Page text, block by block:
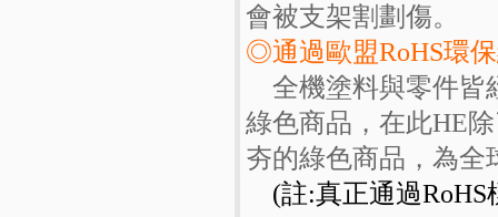
會被支架割劃傷。
◎通過歐盟RoHS環
全機塗料與零件皆
綠色商品，在此HE
夯的綠色商品，為全
(註:真正通過RoHS